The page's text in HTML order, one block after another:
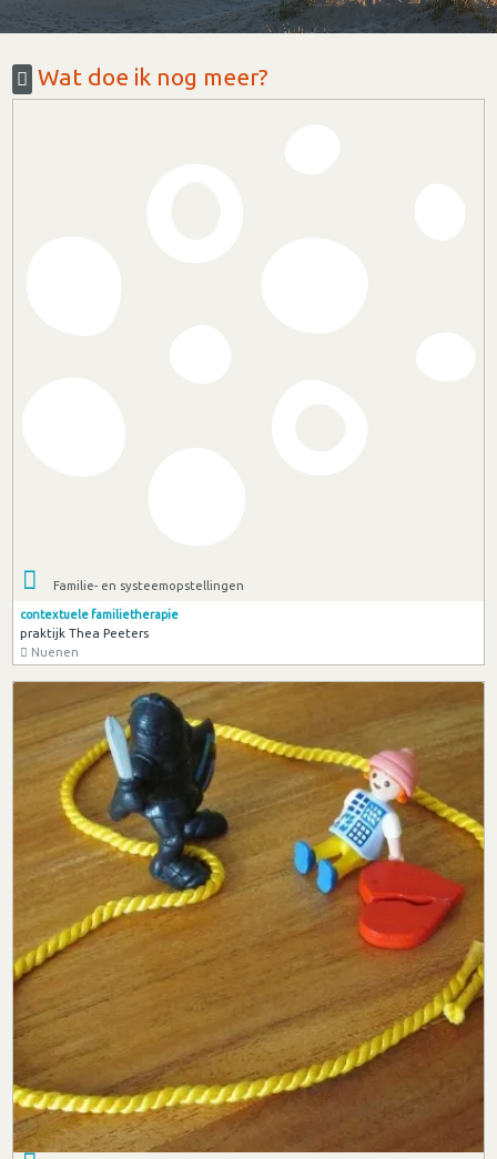
Wat doe ik nog meer?
Familie- en systeemopstellingen
contextuele familietherapie
praktijk Thea Peeters
Nuenen